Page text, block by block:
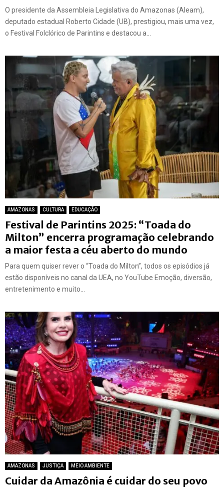
O presidente da Assembleia Legislativa do Amazonas (Aleam),
deputado estadual Roberto Cidade (UB), prestigiou, mais uma vez,
o Festival Folclórico de Parintins e destacou a...
AMAZONAS CULTURA EDUCAÇÃO
Festival de Parintins 2025: “Toada do
Milton” encerra programação celebrando
a maior festa a céu aberto do mundo
Para quem quiser rever o “Toada do Milton”, todos os episódios já
estão disponíveis no canal da UEA, no YouTube Emoção, diversão,
entretenimento e muito...
AMAZONAS JUSTIÇA MEIO AMBIENTE
Cuidar da Amazônia é cuidar do seu povo